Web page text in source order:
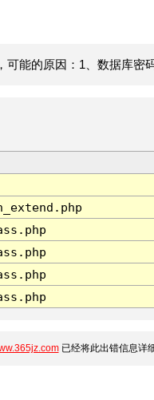
能的原因：1、数据库密
已经将此出错信息详